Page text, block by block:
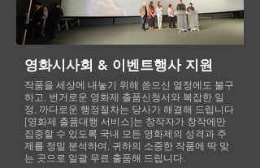
영화시사회 & 이벤트행사 지원
작품을 세상에 내놓기 위해 쏟으신 열정에도 불구
하고, 번거로운 영화제 출품신청서와 복잡한 일
정, 까다로운 행정절차는 당사가 해결해 드립니다
[영화제 출품대행 서비스]는 창작자가 창작에만
집중할 수 있도록 국내 모든 영화제의 성격과 주
제를 정밀 분석하여, 귀하의 소중한 작품에 딱 맞
는 곳으로 일괄 무료 출품해 드립니다.